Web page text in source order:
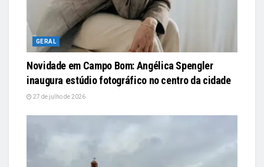
GERAL
Novidade em Campo Bom: Angélica Spengler
inaugura estúdio fotográfico no centro da cidade
27 de julho de 2026